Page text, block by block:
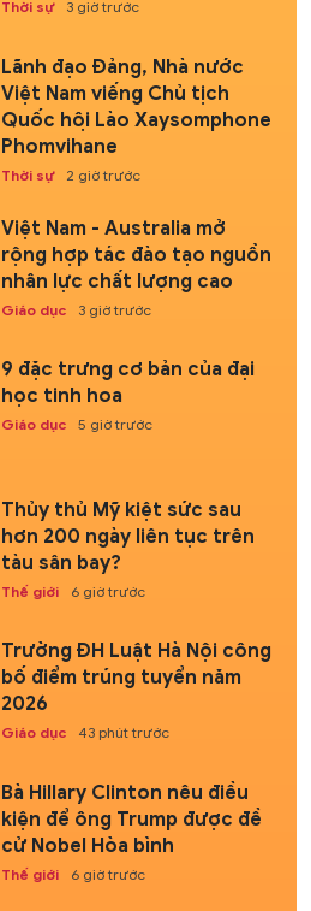
Thời sự 3 giờ trước
Lãnh đạo Đảng, Nhà nước
Việt Nam viếng Chủ tịch
Quốc hội Lào Xaysomphone
Phomvihane
Thời sự 2 giờ trước
Việt Nam - Australia mở
rộng hợp tác đào tạo nguồn
nhân lực chất lượng cao
Giáo dục 3 giờ trước
9 đặc trưng cơ bản của đại
học tinh hoa
Giáo dục 5 giờ trước
Thủy thủ Mỹ kiệt sức sau
hơn 200 ngày liên tục trên
tàu sân bay?
Thế giới 6 giờ trước
Trường ĐH Luật Hà Nội công
bố điểm trúng tuyển năm
2026
Giáo dục 43 phút trước
Bà Hillary Clinton nêu điều
kiện để ông Trump được đề
cử Nobel Hòa bình
Thế giới 6 giờ trước